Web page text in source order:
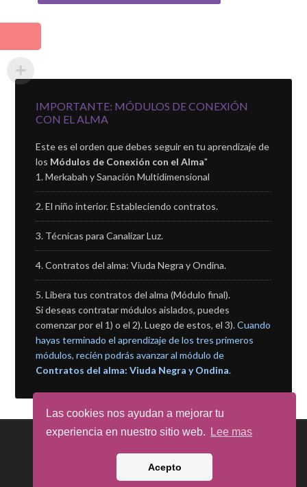
Las cookies nos ayudan a mejorar tu
experiencia en nuestro sitio web.
Lee mas
Acepto
IMPORTANTE: MÓDULOS DE CONEXIÓN
CON EL ALMA
Este es el orden que debes seguir en tu aprendizaje de
los Módulos de Conexión con el Alma"
Merkabah y Sanación Multidimensional
El niño interior. Estableciendo contratos.
Técnicas para Canalizar Luz.
Contratos del alma: Viuda Negra y Ondina.
Libera tus contratos del alma (Módulo final).
Si deseas contratar módulos aislados, puedes
comenzar por el 1) o el 2). Luego de estos, el 3).Cuando
hayas terminado el aprendizaje de los tres primeros
módulos, recién podrás avanzar al módulo de
Contratos del alma: Viuda Negra y Ondina.
Todos los derechos reservados© 2001–2026 . Tienda
CanalizandoLuz en Argentina .